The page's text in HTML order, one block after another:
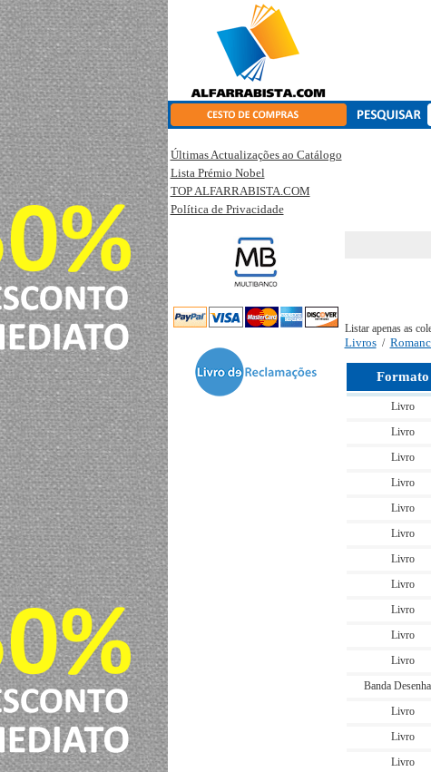
Últimas Actualizações ao Catálogo
Lista Prémio Nobel
TOP ALFARRABISTA.COM
Política de Privacidade
Listar apenas as
Livros/
Formato
Livro
Livro
Livro
Livro
Livro
Livro
Livro
Livro
Livro
Livro
Livro
Banda
Livro
Livro
Livro